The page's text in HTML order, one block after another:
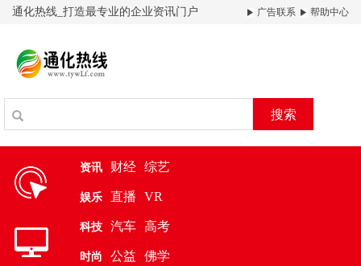
通化热线_打造最专业的企业资讯门户 广告联系 帮助中心
搜索
资讯 财经 综艺
娱乐 直播 VR
科技 汽车 高考
时尚 公益 佛学